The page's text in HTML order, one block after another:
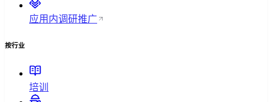
应用内调研推广
按行业
培训